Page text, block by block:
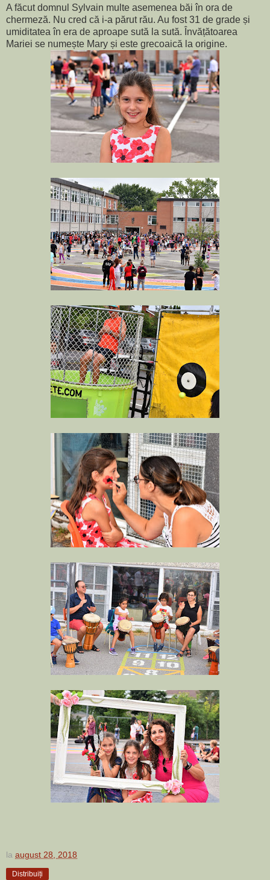
A făcut domnul Sylvain multe asemenea băi în ora de
chermeză. Nu cred că i-a părut rău. Au fost 31 de grade și
umiditatea în era de aproape sută la sută. Învățătoarea
Mariei se numește Mary și este grecoaică la origine.
la august 28, 2018
Distribuiți